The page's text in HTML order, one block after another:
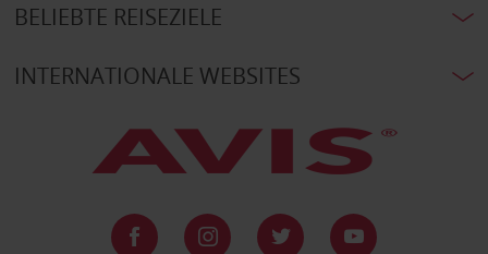
BELIEBTE REISEZIELE
INTERNATIONALE WEBSITES